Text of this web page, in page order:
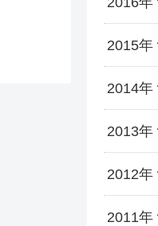
2015年
2014年
2013年
2012年
2011年